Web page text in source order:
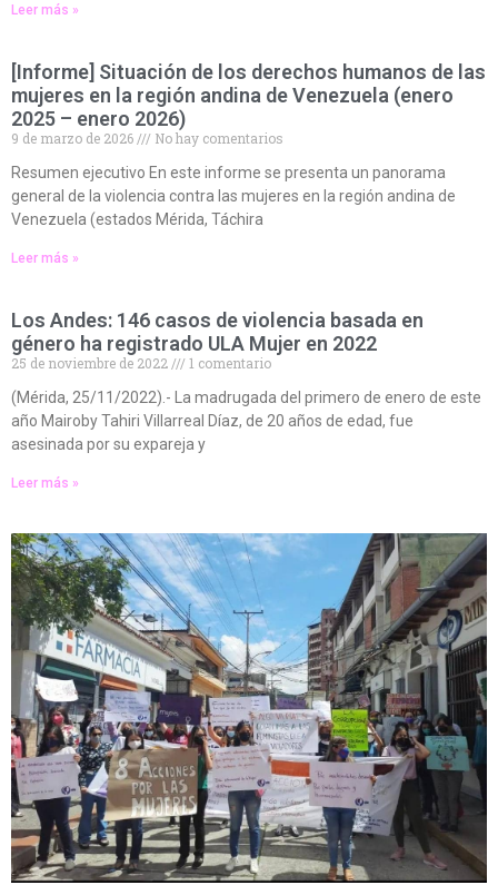
Leer más »
[Informe] Situación de los derechos humanos de las
mujeres en la región andina de Venezuela (enero
2025 – enero 2026)
9 de marzo de 2026
No hay comentarios
Resumen ejecutivo En este informe se presenta un panorama
general de la violencia contra las mujeres en la región andina de
Venezuela (estados Mérida, Táchira
Leer más »
Los Andes: 146 casos de violencia basada en
género ha registrado ULA Mujer en 2022
25 de noviembre de 2022
1 comentario
(Mérida, 25/11/2022).- La madrugada del primero de enero de este
año Mairoby Tahiri Villarreal Díaz, de 20 años de edad, fue
asesinada por su expareja y
Leer más »